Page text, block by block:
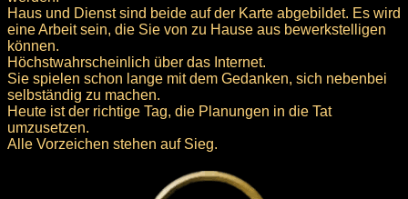
Haus und Dienst sind beide auf der Karte abgebildet. Es wird
eine Arbeit sein, die Sie von zu Hause aus bewerkstelligen
können.
Höchstwahrscheinlich über das Internet.
Sie spielen schon lange mit dem Gedanken, sich nebenbei
selbständig zu machen.
Heute ist der richtige Tag, die Planungen in die Tat
umzusetzen.
Alle Vorzeichen stehen auf Sieg.